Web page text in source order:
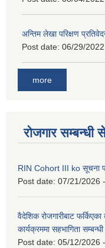
अन्तिम लेखा परिक्षण
Post date: 06/29/
more
रोजगार सम्बन्धी
RIN Cohort III ko सूचना
Post date: 07/21/2026
वैदेशिक रोजगारीबाट फर्किएका
कार्यक्रममा सहभागिता
Post date: 05/12/2026